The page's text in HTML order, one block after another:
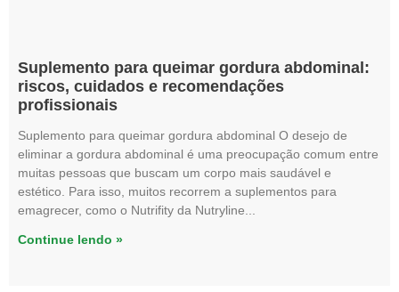
Suplemento para queimar gordura abdominal:
riscos, cuidados e recomendações
profissionais
Suplemento para queimar gordura abdominal O desejo de
eliminar a gordura abdominal é uma preocupação comum entre
muitas pessoas que buscam um corpo mais saudável e
estético. Para isso, muitos recorrem a suplementos para
emagrecer, como o Nutrifity da Nutryline
Continue lendo »